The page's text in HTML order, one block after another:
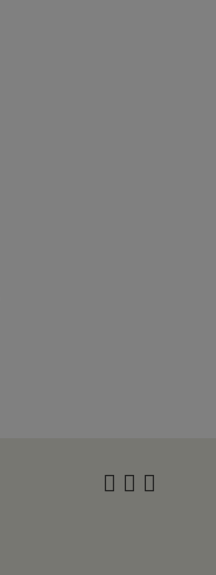
Twitter